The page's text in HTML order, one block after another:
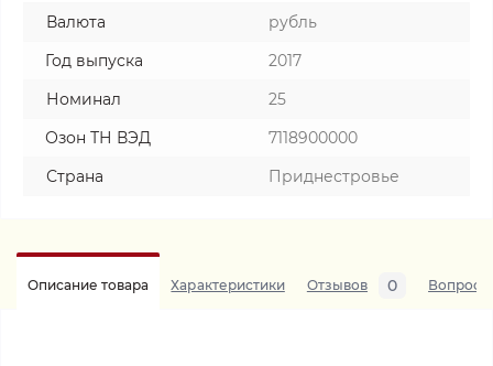
Валюта
рубль
Год выпуска
2017
Номинал
25
Озон ТН ВЭД
7118900000
Страна
Приднестровье
Описание товара Характеристики Отзывов 0 Вопросы